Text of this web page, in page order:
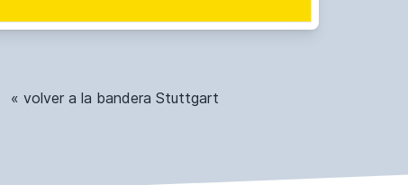
« volver a la bandera Stuttgart